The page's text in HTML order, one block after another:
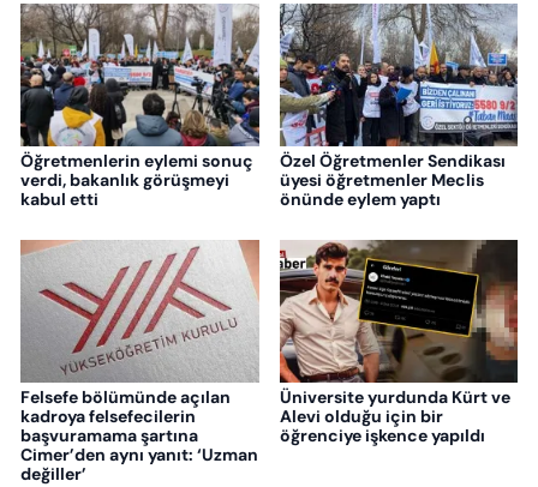
Öğretmenlerin eylemi sonuç
verdi, bakanlık görüşmeyi
kabul etti
Özel Öğretmenler Sendikası
üyesi öğretmenler Meclis
önünde eylem yaptı
Felsefe bölümünde açılan
kadroya felsefecilerin
başvuramama şartına
Cimer’den aynı yanıt: ‘Uzman
değiller’
Üniversite yurdunda Kürt ve
Alevi olduğu için bir
öğrenciye işkence yapıldı